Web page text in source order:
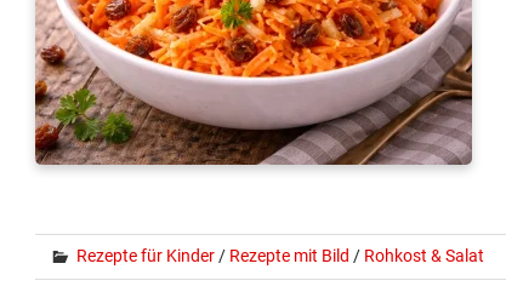
Rezepte für Kinder/ Rezepte mit Bild / Rohkost & Salat